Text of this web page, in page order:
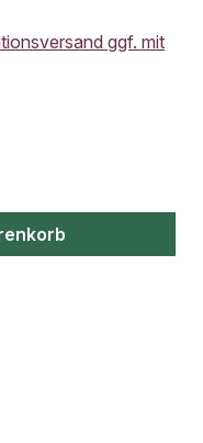
ggf. mit
Wert ein